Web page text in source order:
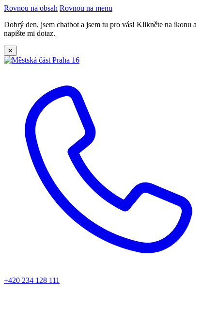
Rovnou na obsah Rovnou na menu
Dobrý den, jsem chatbot a jsem tu pro vás! Klikněte na ikonu a
napište mi dotaz.
✕
+420 234 128 111